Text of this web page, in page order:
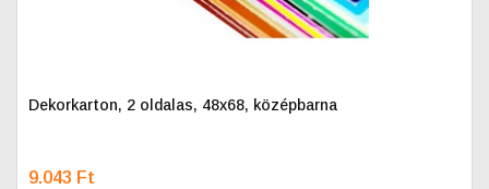
Dekorkarton, 2 oldalas, 48x68, középbarna
9.043 Ft